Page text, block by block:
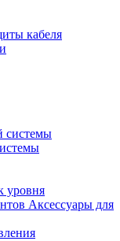
кабеля
уровня
Аксессуары для